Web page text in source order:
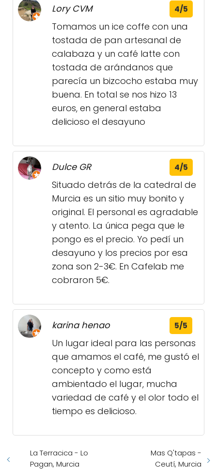
Lory CVM 4/5
Tomamos un ice coffe con una
tostada de pan artesanal de
calabaza y un café latte con
tostada de arándanos que
parecía un bizcocho estaba muy
buena. En total se nos hizo 13
euros, en general estaba
delicioso el desayuno
Dulce GR 4/5
Situado detrás de la catedral de
Murcia es un sitio muy bonito y
original. El personal es agradable
y atento. La única pega que le
pongo es el precio. Yo pedí un
desayuno y los precios por esa
zona son 2-3€. En Cafelab me
cobraron 5€.
karina henao 5/5
Un lugar ideal para las personas
que amamos el café, me gustó el
concepto y como está
ambientado el lugar, mucha
variedad de café y el olor todo el
tiempo es delicioso.
La Terracica - Lo
Pagan, Murcia
Mas Q'tapas -
Ceutí, Murcia